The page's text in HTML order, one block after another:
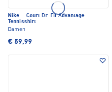
Nike · Court Dr-Fit Advantage
Tennisshirt
Damen
€ 59,99